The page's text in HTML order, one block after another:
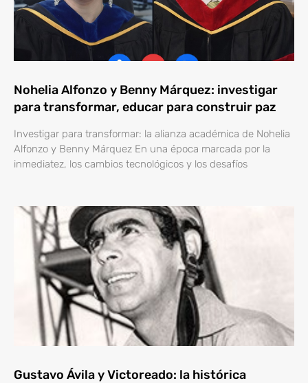
Nohelia Alfonzo y Benny Márquez: investigar
para transformar, educar para construir paz
Investigar para transformar: la alianza académica de Nohelia
Alfonzo y Benny Márquez En una época marcada por la
inmediatez, los cambios tecnológicos y los desafíos
Gustavo Ávila y Victoreado: la histórica